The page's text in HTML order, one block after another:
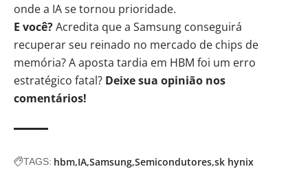
onde a IA se tornou prioridade.
E você?Acredita que a Samsung conseguirá
recuperar seu reinado no mercado de chips de
memória? A aposta tardia em HBM foi um erro
estratégico fatal? Deixe sua opinião nos
comentários!
TAGS: hbm IA Samsung Semicondutores sk hynix